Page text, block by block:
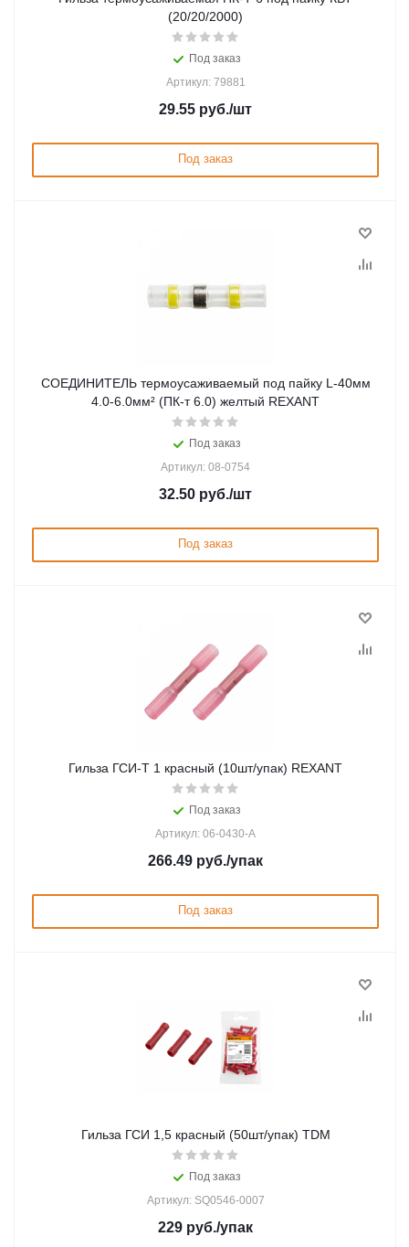
(20/20/2000)
Под заказ
Артикул: 79881
29.55 руб./шт
Под заказ
СОЕДИНИТЕЛЬ термоусаживаемый под пайку L-40мм
4.0-6.0мм² (ПК-т 6.0) желтый REXANT
Под заказ
Артикул: 08-0754
32.50 руб./шт
Под заказ
Гильза ГСИ-Т 1 красный (10шт/упак) REXANT
Под заказ
Артикул: 06-0430-A
266.49 руб./упак
Под заказ
Гильза ГСИ 1,5 красный (50шт/упак) TDM
Под заказ
Артикул: SQ0546-0007
229 руб./упак